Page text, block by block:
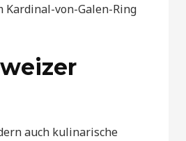
Kardinal-von-Galen-Ring
auch kulinarische